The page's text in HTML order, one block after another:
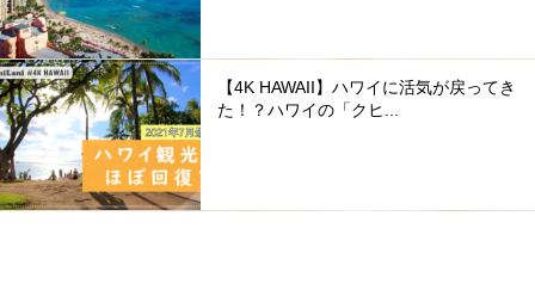
【4K HAWAII】ハワイに活気が戻ってき
た！？ハワイの「クヒ...